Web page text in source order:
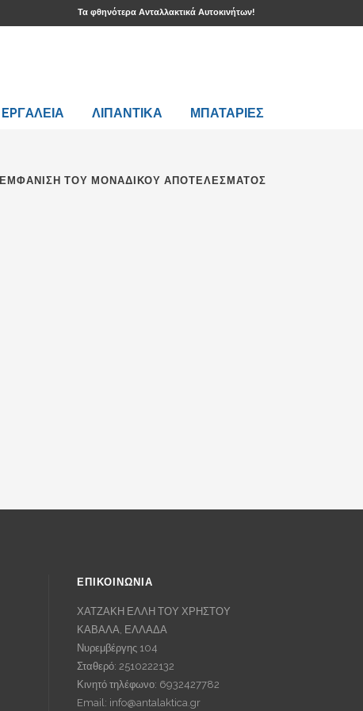
Τα φθηνότερα Ανταλλακτικά Αυτοκινήτων!
EPΓAΛΕΙΑ ΛΙΠΑΝΤΙΚΑ ΜΠΑΤΑΡΙΕΣ
ΕΜΦΆΝΙΣΗ ΤΟΥ ΜΟΝΑΔΙΚΟΎ ΑΠΟΤΕΛΈΣΜΑΤΟΣ
ΕΠΙΚΟΙΝΩΝΙΑ
ΧΑΤΖΑΚΗ ΕΛΛΗ ΤΟΥ ΧΡΗΣΤΟΥ
ΚΑΒΑΛΑ, ΕΛΛΑΔΑ
Νυρεμβέργης 104
Σταθερό: 2510222132
Κινητό τηλέφωνο: 6932427782
Email: info@antalaktica.gr